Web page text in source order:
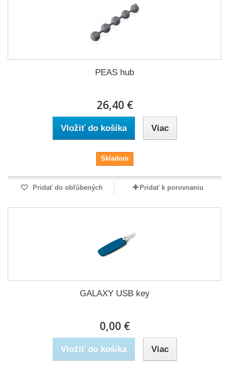
PEAS hub
26,40 €
Vložiť do košíka Viac
Skladom
Pridať do obľúbených Pridať k porovnaniu
GALAXY USB key
0,00 €
Vložiť do košíka Viac